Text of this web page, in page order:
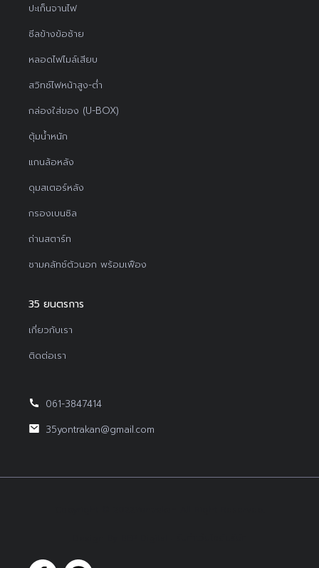
ปะเก็นจานไฟ
ซีลข้างข้อซ้าย
หลอดไฟไมล์เสียบ
สวิทช์ไฟหน้าสูง-ต่ำ
กล่องใส่ของ (U-BOX)
ตุ้มน้ำหนัก
แกนล้อหลัง
ดุมสเตอร์หลัง
กรองเบนซิล
ถ่านสตาร์ท
ชามคลัทช์ตัวนอก พร้อมเฟือง
35 ยนตรการ
เกี่ยวกับเรา
ติดต่อเรา
061-3847414
35yontrakan@gmail.com